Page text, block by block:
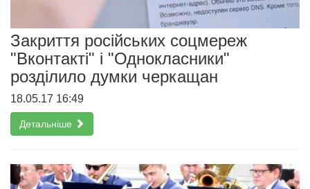
Закриття російських соцмереж
"Вконтакті" і "Однокласники"
розділило думки черкащан
18.05.17 16:49
Детальніше